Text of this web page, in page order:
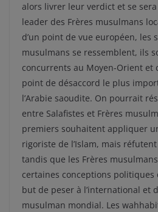
alors livrer leur verdict et se
leader des Frères musulmans
d’un point de vue européen, les
musulmans se ressemblent, ils
concurrents au Moyen-Orient et
point de désaccord le plus
l’Arabie saoudite. On pourrait
entre Salafistes et Frères
premiers souhaitent appliquer
rigoriste de l’Islam, mais
tandis que les Frères
certaines conceptions politiques
but de peser à l’international et
musulman mondial. Les